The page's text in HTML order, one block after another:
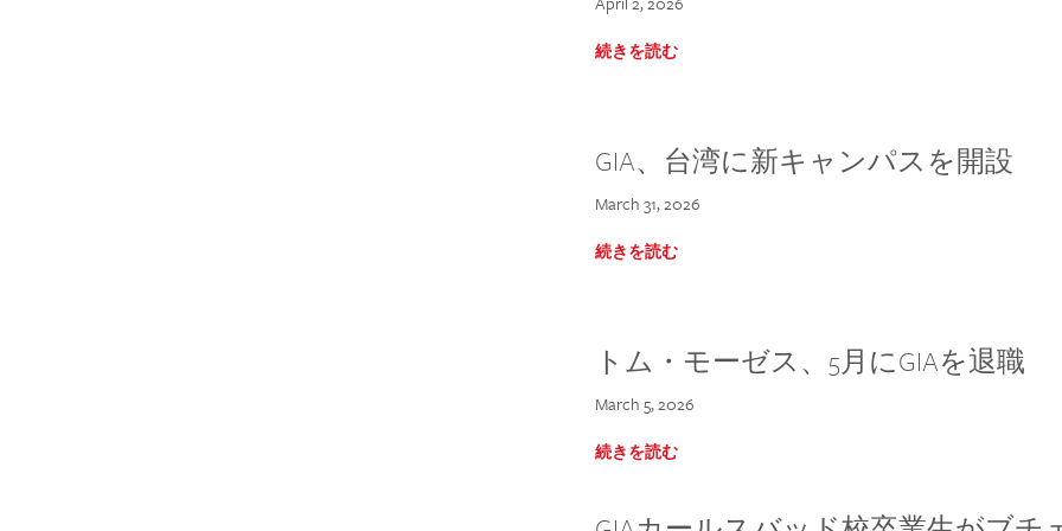
続きを読む
GIA、台湾に新キャンパスを開設
March 31, 2026
続きを読む
トム・モーゼス、5月にGIAを退職
March 5, 2026
続きを読む